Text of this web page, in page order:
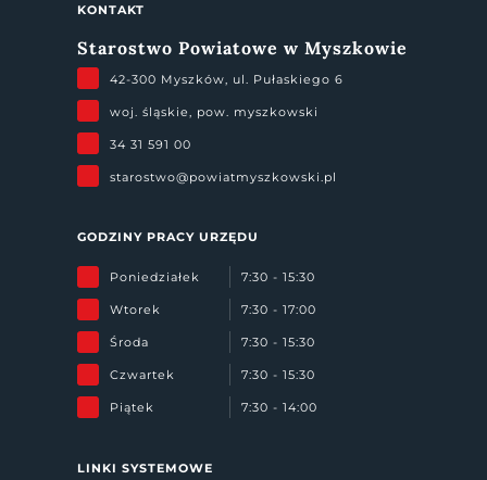
KONTAKT
Starostwo Powiatowe w Myszkowie
42-300 Myszków, ul. Pułaskiego 6
woj. śląskie, pow. myszkowski
34 31 591 00
starostwo@powiatmyszkowski.pl
GODZINY PRACY URZĘDU
Poniedziałek 7:30 - 15:30
Wtorek 7:30 - 17:00
Środa 7:30 - 15:30
Czwartek 7:30 - 15:30
Piątek 7:30 - 14:00
LINKI SYSTEMOWE